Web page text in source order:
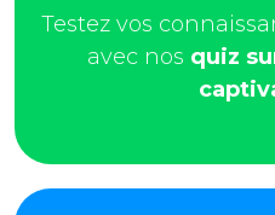
Testez vos
avec nos quiz